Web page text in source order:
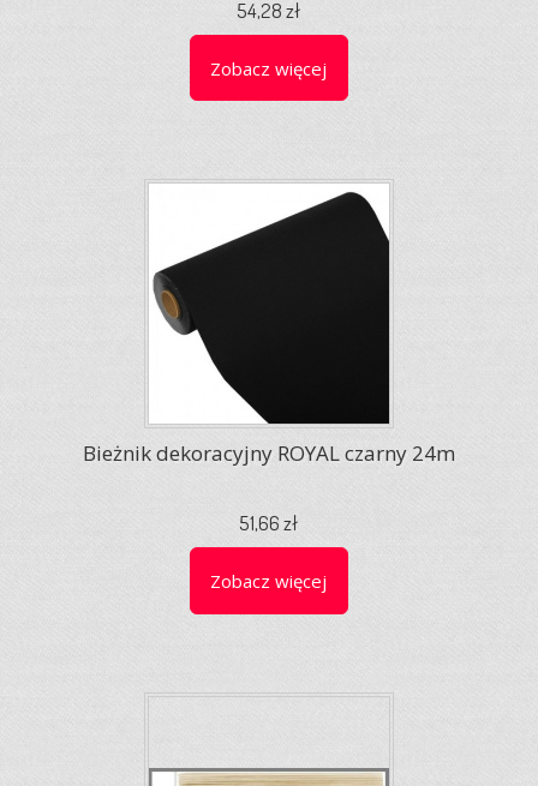
54,28 zł
Zobacz więcej
Bieżnik dekoracyjny ROYAL czarny 24m
51,66 zł
Zobacz więcej